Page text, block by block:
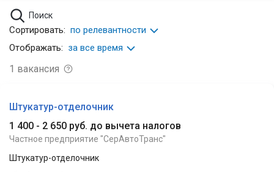
Поиск
Сортировать: по релевантности
Отображать: за все время
1 вакансия
Штукатур-отделочник
1 400 - 2 650 руб. до вычета налогов
Частное предприятие "СерАвтоТранс"
Штукатур-отделочник